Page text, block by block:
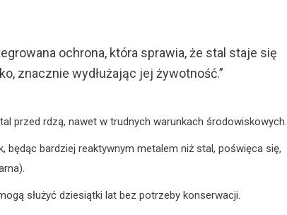
ochrona, która sprawia, że stal staje się
znacznie wydłużając jej żywotność.”
przed rdzą, nawet w trudnych warunkach środowiskowych.
będąc bardziej reaktywnym metalem niż stal, poświęca się,
służyć dziesiątki lat bez potrzeby konserwacji.